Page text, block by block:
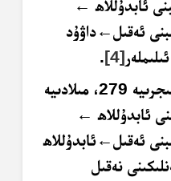
ئابدۇللاھ ←
ئەقىل←داۋۇد
[4]
.
4- تىرمىزى (ۋاپاتى: ھىجرىيە 279، مىلادىيە
←
ئەقىل←ئابدۇللاھ
نەقىل